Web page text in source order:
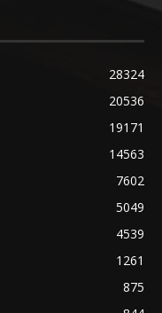
28324
20536
19171
14563
7602
5049
4539
1261
875